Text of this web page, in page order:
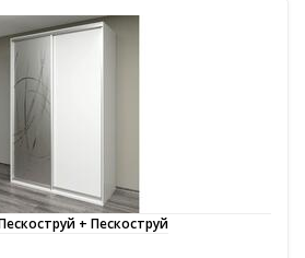
+ Пескоструй